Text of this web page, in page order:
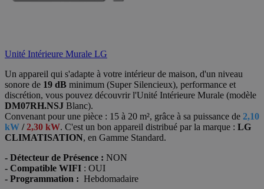
Unité Intérieure Murale LG
Un appareil qui s'adapte à votre intérieur de maison, d'un niveau
sonore de 19 dB minimum (Super Silencieux), performance et
discrétion, vous pouvez découvrir l'Unité Intérieure Murale (modèle
DM07RH.NSJ Blanc).
Convenant pour une pièce : 15 à 20 m², grâce à sa puissance de 2,10
kW /2,30 kW. C'est un bon appareil distribué par la marque : LG
CLIMATISATION, en Gamme Standard.
- Détecteur de Présence : NON
- Compatible WIFI : OUI
- Programmation : Hebdomadaire